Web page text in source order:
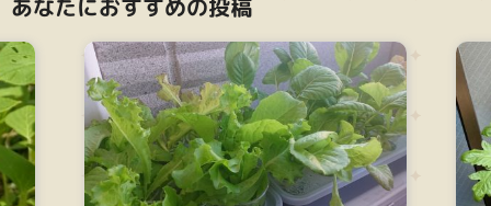
あなたにおすすめの投稿